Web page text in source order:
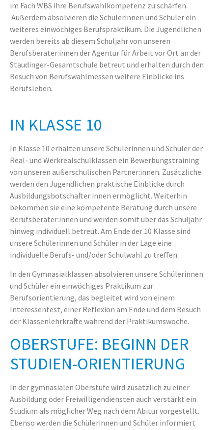
im Fach WBS ihre Berufswahlkompetenz zu schärfen.
Außerdem absolvieren die Schülerinnen und Schüler ein
weiteres einwöchiges Berufspraktikum. Die Jugendlichen
werden bereits ab diesem Schuljahr von unseren
Berufsberater:innen der Agentur für Arbeit vor Ort an der
Staudinger-Gesamtschule betreut und erhalten durch den
Besuch von Berufswahlmessen weitere Einblicke ins
Berufsleben.
IN KLASSE 10
In Klasse 10 erhalten unsere Schülerinnen und Schüler der
Real- und Werkrealschulklassen ein Bewerbungstraining
von unseren außerschulischen Partner:innen. Zusätzliche
werden den Jugendlichen praktische Einblicke durch
Ausbildungsbotschafter:innen ermöglicht. Weiterhin
bekommen sie eine kompetente Beratung durch unsere
Berufsberater:innen und werden somit über das Schuljahr
hinweg individuell betreut. Am Ende der 10 Klasse sind
unsere Schülerinnen und Schüler in der Lage eine
individuelle Berufs- und/oder Schulwahl zu treffen.
In den Gymnasialklassen absolvieren unsere Schülerinnen
und Schüler ein einwöchiges Praktikum zur
Berufsorientierung, das begleitet wird von einem
Interessentest, einer Reflexion am Ende und dem Besuch
der Klassenlehrkräfte während der Praktikumswoche.
OBERSTUFE: BEGINN DER
STUDIEN-ORIENTIERUNG
In der gymnasialen Oberstufe wird zusätzlich zu einer
Ausbildung oder Freiwilligendiensten auch verstärkt ein
Studium als möglicher Weg nach dem Abitur vorgestellt.
Ebenso werden die Schülerinnen und Schüler informiert